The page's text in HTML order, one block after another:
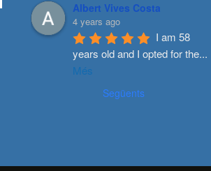
Albert Vives Costa
4 years ago
I am 58
years old and I opted for the...
Més
Següents